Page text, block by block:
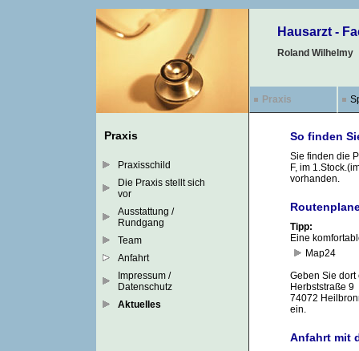
Hausarzt -
Roland Wilhelmy
Praxis
Praxis
Praxisschild
Die Praxis stellt sich
vor
Ausstattung /
Rundgang
Team
Anfahrt
Impressum /
Datenschutz
Aktuelles
So finden
Sie finden die
F, im
vorhanden.
Tipp:
Eine
Map24
Geben Sie
Herbststraße 9
74072
ein.
Anfahrt mit